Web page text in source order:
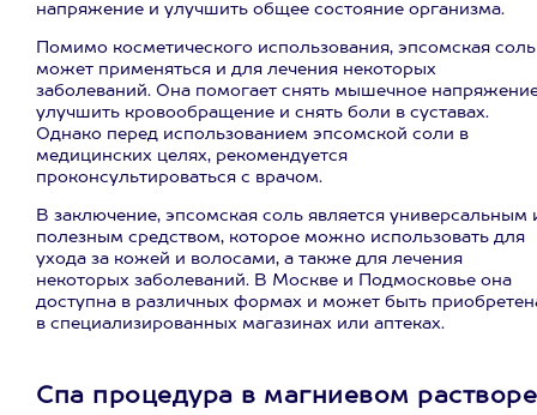
напряжение и улучшить общее состояние организма.
Помимо косметического использования, эпсомская соль
может применяться и для лечения некоторых
заболеваний. Она помогает снять мышечное
улучшить кровообращение и снять боли в суставах.
Однако перед использованием эпсомской соли в
медицинских целях, рекомендуется
проконсультироваться с врачом.
В заключение, эпсомская соль является универсальным
полезным средством, которое можно использовать для
ухода за кожей и волосами, а также для лечения
некоторых заболеваний. В Москве и Подмосковье она
доступна в различных формах и может быть
в специализированных магазинах или аптеках.
Спа процедура в магниевом растворе